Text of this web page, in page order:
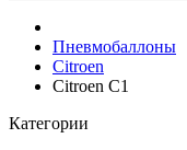
Пневмобаллоны
Citroen
Citroen C1
Категории